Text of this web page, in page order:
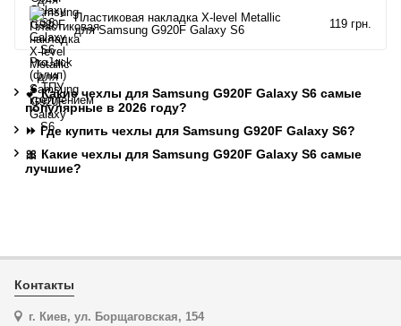
Пластиковая накладка X-level Metallic
для Samsung G920F Galaxy S6
119 грн.
💕 Какие чехлы для Samsung G920F Galaxy S6 самые
популярные в 2026 году?
⏩ Где купить чехлы для Samsung G920F Galaxy S6?
🎀 Какие чехлы для Samsung G920F Galaxy S6 самые
лучшие?
Контакты
г. Киев, ул. Борщаговская, 154